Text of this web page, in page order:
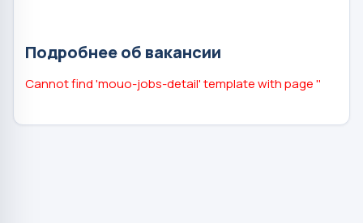
Подробнее об вакансии
Cannot find 'mouo-jobs-detail' template with page ''